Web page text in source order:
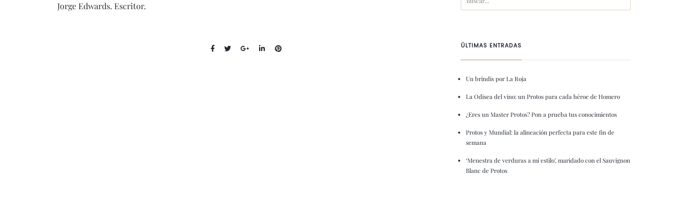
Jorge Edwards. Escritor.
ÚLTIMAS ENTRADAS
Un brindis por La Roja
La Odisea del vino: un Protos para cada héroe de Homero
¿Eres un Master Protos? Pon a prueba tus conocimientos
Protos y Mundial: la alineación perfecta para este fin de
semana
‘Menestra de verduras a mi estilo’, maridado con el Sauvignon
Blanc de Protos